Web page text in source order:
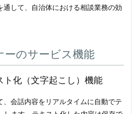
通して、自治体における相談業務の効
ーのサービス機能
ト化（文字起こし）機能
、会話内容をリアルタイムに自動でテ